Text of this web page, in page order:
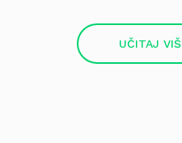
UČITAJ